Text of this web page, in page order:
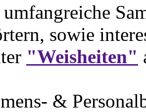
sowie
"Weisheiten"
&